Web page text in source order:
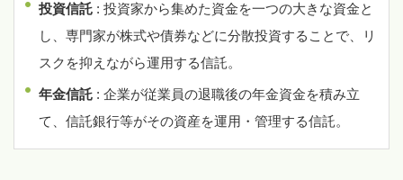
投資信託 : 投資家から集めた資金を一つの大きな資金と
し、専門家が株式や債券などに分散投資することで、リ
スクを抑えながら運用する信託。
年金信託 : 企業が従業員の退職後の年金資金を積み立
て、信託銀行等がその資産を運用・管理する信託。